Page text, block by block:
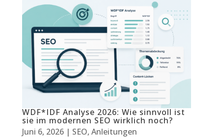
WDF*IDF Analyse 2026: Wie sinnvoll ist
sie im modernen SEO wirklich noch?
Juni 6, 2026| SEO, Anleitungen